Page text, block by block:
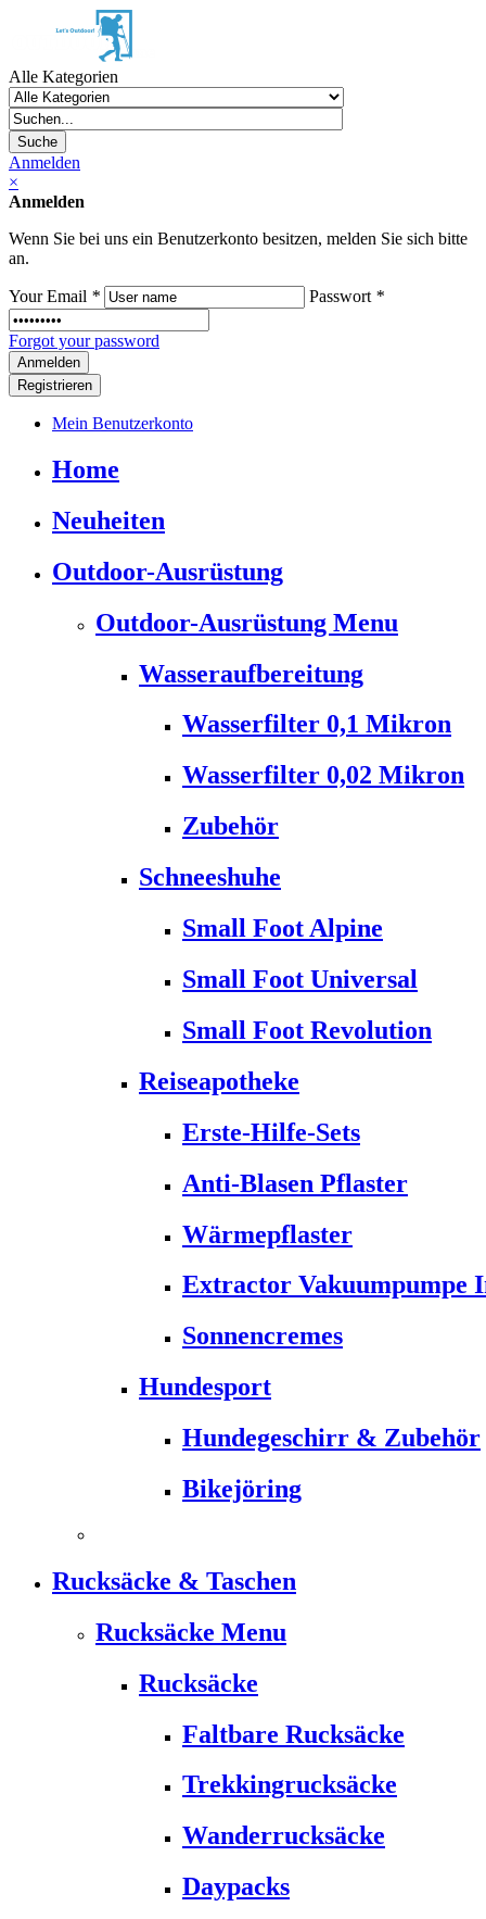
Alle Kategorien
Suche
Anmelden
×
Anmelden
Wenn Sie bei uns ein Benutzerkonto besitzen, melden Sie sich bitte
an.
Your Email * Passwort *
Forgot your password
Registrieren
Mein Benutzerkonto
Home
Neuheiten
Outdoor-Ausrüstung
Outdoor-Ausrüstung Menu
Wasseraufbereitung
Wasserfilter 0,1 Mikron
Wasserfilter 0,02 Mikron
Zubehör
Schneeshuhe
Small Foot Alpine
Small Foot Universal
Small Foot Revolution
Reiseapotheke
Erste-Hilfe-Sets
Anti-Blasen Pflaster
Wärmepflaster
Extractor Vakuumpumpe
Sonnencremes
Hundesport
Hundegeschirr & Zubehör
Bikejöring
Rucksäcke & Taschen
Rucksäcke Menu
Rucksäcke
Faltbare Rucksäcke
Trekkingrucksäcke
Wanderrucksäcke
Daypacks